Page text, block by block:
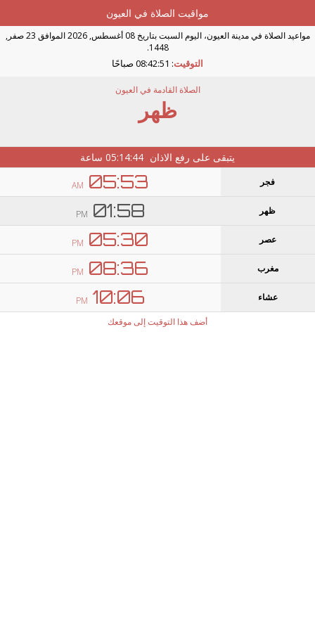
مواقيت الصلاة في العيون
مواعيد الصلاة في مدينة العيون، اليوم السبت بتاريخ 08 أغسطس, 2026 الموافق 23 صفر,
1448.
التوقيت: 08:42:50 صباحًا
الصلاة القادمة في العيون
ظهر
يتبقى على رفع الاذان 05:14:43 ساعة
فجر
ظهر
عصر
مغرب
عشاء
05:53
AM
01:58
PM
05:30
PM
08:36
PM
10:06
PM
أضف هذا التوقيت إلى موقعك